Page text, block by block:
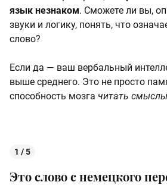
язык незнаком. Сможете ли вы,
звуки и логику, понять, что
слово?
Если да — ваш вербальный
выше среднего. Это не просто
способность мозга читать
1 / 5
Это слово с немецкого